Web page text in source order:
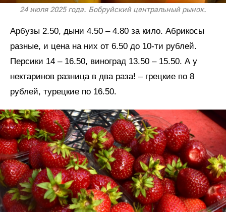
24 июля 2025 года. Бобруйский центральный рынок.
Арбузы 2.50, дыни 4.50 – 4.80 за кило. Абрикосы
разные, и цена на них от 6.50 до 10-ти рублей.
Персики 14 – 16.50, виноград 13.50 – 15.50. А у
нектаринов разница в два раза! – грецкие по 8
рублей, турецкие по 16.50.